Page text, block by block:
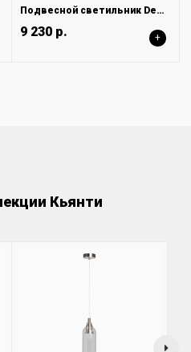
Подвесной светильник DeMarkt Кьянти 720011901
9 230 р. +
Кьянти